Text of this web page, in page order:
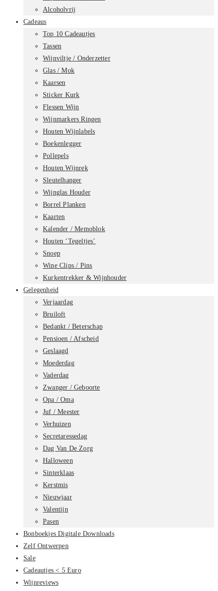
Alcoholvrij
Cadeaus
Top 10 Cadeautjes
Tassen
Wijnviltje / Onderzetter
Glas / Mok
Kaarsen
Sticker Kurk
Flessen Wijn
Wijnmarkers Ringen
Houten Wijnlabels
Boekenlegger
Pollepels
Houten Wijnrek
Sleutelhanger
Wijnglas Houder
Borrel Planken
Kaarten
Kalender / Memoblok
Houten ‘Tegeltjes’
Snoep
Wine Clips / Pins
Kurkentrekker & Wijnhouder
Gelegenheid
Verjaardag
Bruiloft
Bedankt / Beterschap
Pensioen / Afscheid
Geslaagd
Moederdag
Vaderdag
Zwanger / Geboorte
Opa / Oma
Juf / Meester
Verhuizen
Secretaressedag
Dag Van De Zorg
Halloween
Sinterklaas
Kerstmis
Nieuwjaar
Valentijn
Pasen
Bonboekjes Digitale Downloads
Zelf Ontwerpen
Sale
Cadeautjes < 5 Euro
Wijnreviews